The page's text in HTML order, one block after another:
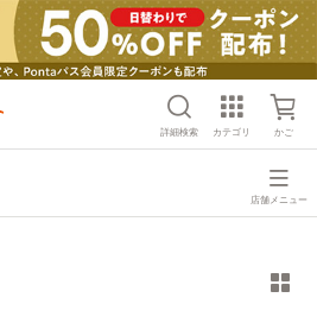
詳細検索 カテゴリ かご
店舗メニュー